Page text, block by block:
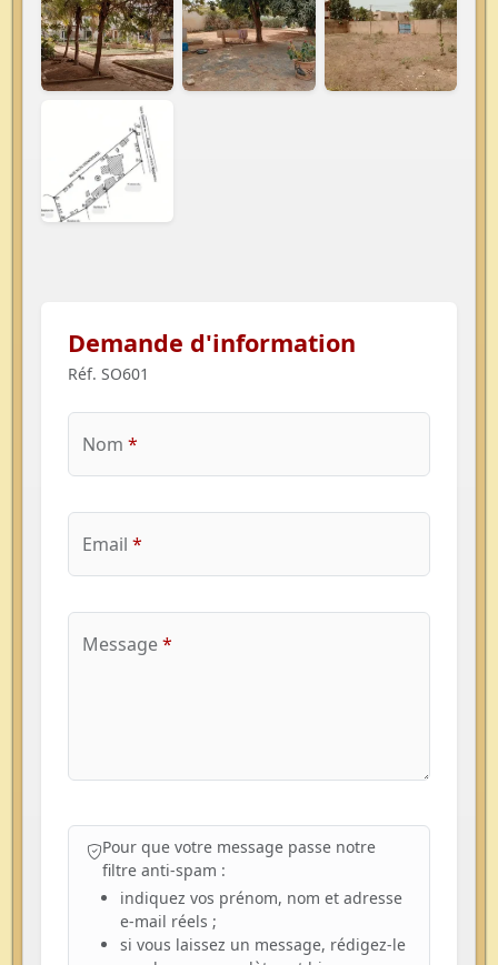
Demande d'information
Réf. SO601
Nom *
Email *
Message*
Pour que votre message passe notre
filtre anti-spam :
indiquez vos prénom, nom et adresse
e-mail réels ;
si vous laissez un message, rédigez-le